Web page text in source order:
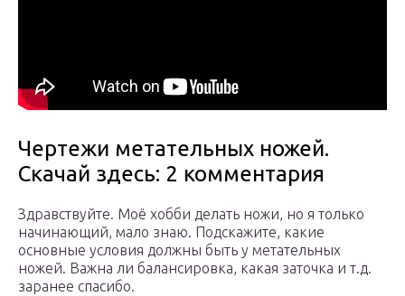
Чертежи метательных ножей.
Скачай здесь: 2 комментария
Здравствуйте. Моё хобби делать ножи, но я только
начинающий, мало знаю. Подскажите, какие
основные условия должны быть у метательных
ножей. Важна ли балансировка, какая заточка и т.д.
заранее спасибо.